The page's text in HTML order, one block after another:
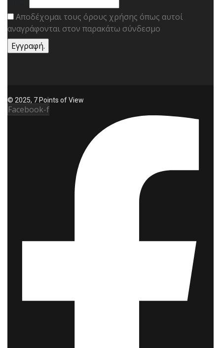
Αποδέχομαι τους όρους χρήσης όπως αυτοί
αναγράφονται στον παρακάτω σύνδεσμο
© 2025, 7 Points of View
Facebook-f